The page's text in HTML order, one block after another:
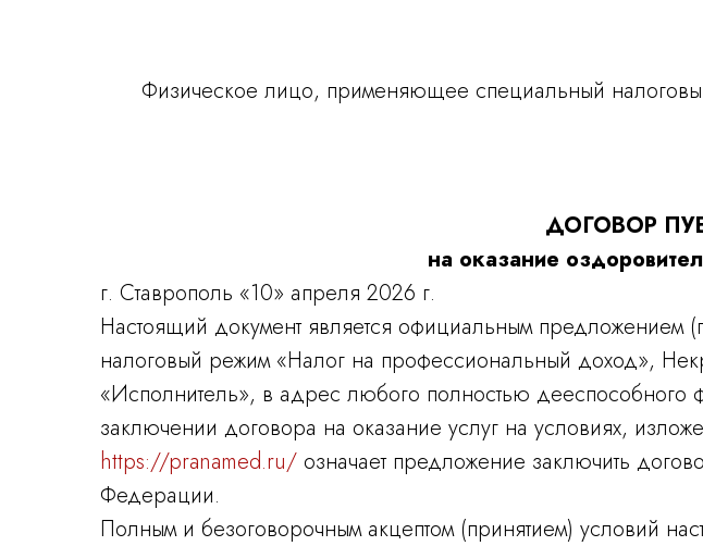
Физическое лицо, применяющее специальный
ДОГОВОР
на оказание
г. Ставрополь «10» апреля 2026 г.
Настоящий документ является официальным
налоговый режим «Налог на профессиональный доход»,
«Исполнитель», в адрес любого полностью дееспособного
заключении договора на оказание услуг на условиях,
https://pranamed.ru/ означает предложение заключить
Федерации.
Полным и безоговорочным акцептом (принятием) условий